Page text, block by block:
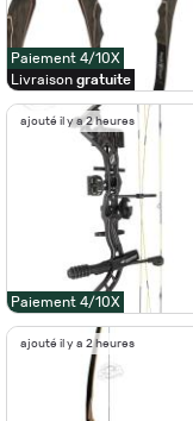
Paiement 4/10X
Livraison gratuite
ajouté il y a 2 heures
Paiement 4/10X
ajouté il y a 2 heures